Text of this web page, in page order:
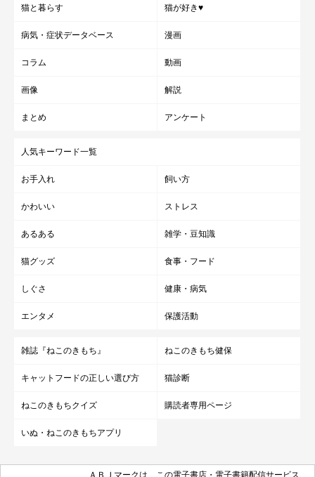
猫と暮らす 猫が好き♥
病気・症状データベース 漫画
コラム 動画
画像 解説
まとめ アンケート
人気キーワード一覧
お手入れ 飼い方
かわいい ストレス
あるある 雑学・豆知識
猫グッズ 食事・フード
しぐさ 健康・病気
エンタメ 保護活動
雑誌『ねこのきもち』 ねこのきもち健保
キャットフードの正しい選び方 猫診断
ねこのきもちクイズ 購読者専用ページ
いぬ・ねこのきもちアプリ
ＡＢＪマークは、この電子書店・電子書籍配信サービス